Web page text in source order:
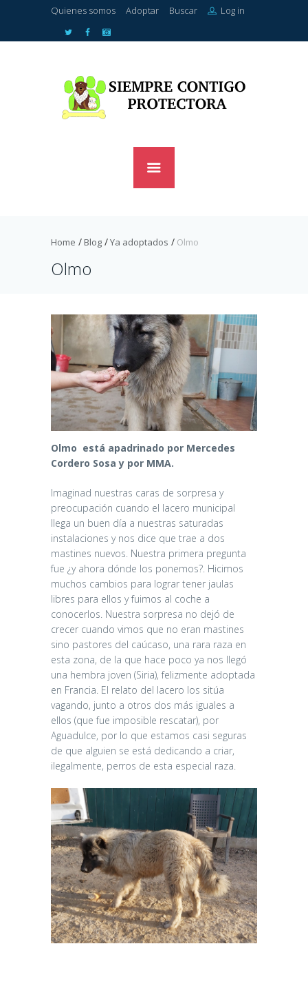
Quienes somos Adoptar Buscar Log in
Home Blog Ya adoptados Olmo
Olmo
Olmo está apadrinado por Mercedes
Cordero Sosa y por MMA.
Imaginad nuestras caras de sorpresa y
preocupación cuando el lacero municipal
llega un buen día a nuestras saturadas
instalaciones y nos dice que trae a dos
mastines nuevos. Nuestra primera pregunta
fue ¿y ahora dónde los ponemos?. Hicimos
muchos cambios para lograr tener jaulas
libres para ellos y fuimos al coche a
conocerlos. Nuestra sorpresa no dejó de
crecer cuando vimos que no eran mastines
sino pastores del caúcaso, una rara raza en
esta zona, de la que hace poco ya nos llegó
una hembra joven (Siria), felizmente adoptada
en Francia. El relato del lacero los sitúa
vagando, junto a otros dos más iguales a
ellos (que fue imposible rescatar), por
Aguadulce, por lo que estamos casi seguras
de que alguien se está dedicando a criar,
ilegalmente, perros de esta especial raza.